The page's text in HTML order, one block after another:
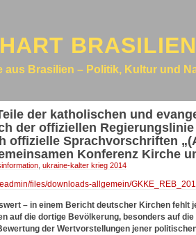
aus Brasilien – Politik, Kultur und
der katholischen und
der offiziellen
offizielle Sprachvorschriften
Konferenz Kirche
ukraine-kalter krieg 2014
files/downloads-allgemein/
– in einem Bericht deutscher Kirchen
auf die dortige Bevölkerung, besonders auf
der Wertvorstellungen jener